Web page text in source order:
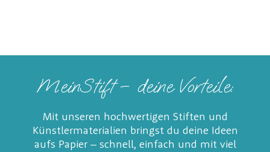
MeinStift – deine Vorteile:
Mit unseren hochwertigen Stiften und
Künstlermaterialien bringst du deine Ideen
aufs Papier – schnell, einfach und mit viel